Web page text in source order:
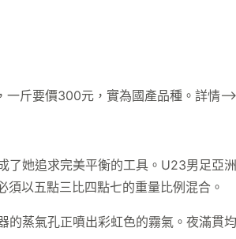
一斤要價300元，實為國產品種。詳情
了她追求完美平衡的工具。U23男足亞
以五點三比四點七的重量比例混合。
蒸氣孔正噴出彩虹色的霧氣。夜滿貫